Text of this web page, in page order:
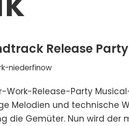
Release Party
niederfinow
Work-Release-Party
Melodien und technische
die Gemüter. Nun wird